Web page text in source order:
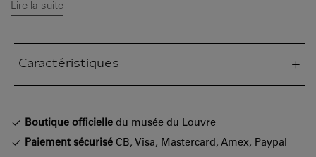
Lire la suite
Caractéristiques
Boutique officielle du musée du Louvre
Paiement sécurisé CB, Visa, Mastercard, Amex, Paypal